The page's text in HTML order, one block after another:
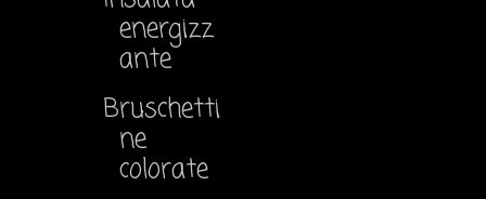
energizz
ante
Bruschetti
ne
colorate